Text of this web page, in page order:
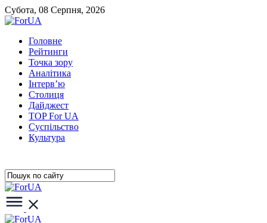
Субота, 08 Серпня, 2026
Головне
Рейтинги
Точка зору
Аналітика
Інтерв’ю
Столиця
Дайджест
TOP For UA
Суспiльство
Культура